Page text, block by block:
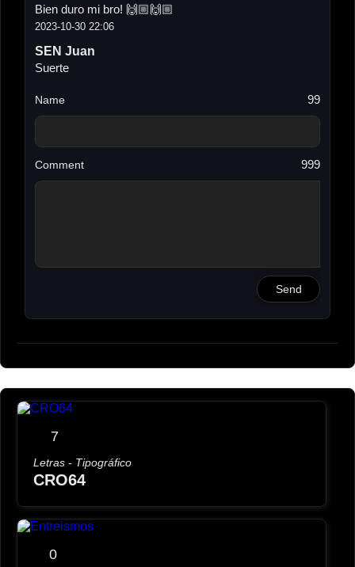
Bien duro mi bro! 🙌🏼🙌🏼
2023-10-30 22:06
SEN Juan
Suerte
2023-11-03 05:12
Name 99
Comment 999
Send
7
Letras - Tipográfico
CRO64
0